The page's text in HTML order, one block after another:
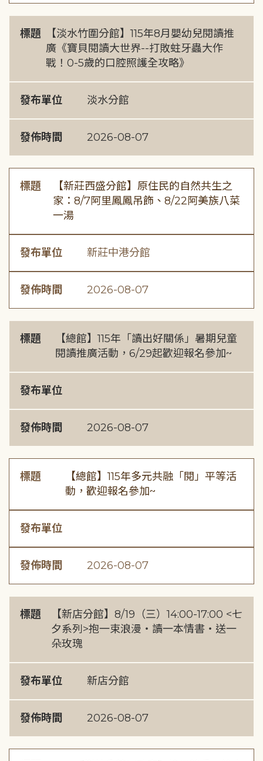
標題
【淡水竹圍分館】115年8月嬰幼兒閱讀推
廣《寶貝閱讀大世界--打敗蛀牙蟲大作
戰！0-5歲的口腔照護全攻略》
發布單位 淡水分館
發佈時間 2026-08-07
標題
【新莊西盛分館】原住民的自然共生之
家：8/7阿里鳳鳳吊飾、8/22阿美族八菜
一湯
發布單位 新莊中港分館
發佈時間 2026-08-07
標題
【總館】115年「讀出好關係」暑期兒童
閱讀推廣活動，6/29起歡迎報名參加~
發布單位
發佈時間 2026-08-07
標題
【總館】115年多元共融「閱」平等活
動，歡迎報名參加~
發布單位
發佈時間 2026-08-07
標題
【新店分館】8/19（三）14:00-17:00 <七
夕系列>抱一束浪漫・讀一本情書・送一
朵玫瑰
發布單位 新店分館
發佈時間 2026-08-07